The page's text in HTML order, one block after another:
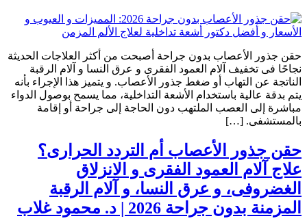
حقن جذور الأعصاب بدون جراحة أصبحت من أكثر العلاجات الحديثة
نجاحًا فى تخفيف آلام العمود الفقرى و عرق النسا و آلام الرقبة
الناتجة عن التهاب أو ضغط جذور الأعصاب. و يتميز هذا الإجراء بأنه
يتم بدقة عالية باستخدام الأشعة التداخلية، مما يسمح بوصول الدواء
مباشرة إلى العصب الملتهب دون الحاجة إلى جراحة أو إقامة
بالمستشفى. […]
حقن جذور الأعصاب أم التردد الحرارى؟
علاج آلام العمود الفقرى و الانزلاق
الغضروفى، و عرق النسا، و آلام الرقبة
المزمنة بدون جراحة 2026 | د. محمود غلاب